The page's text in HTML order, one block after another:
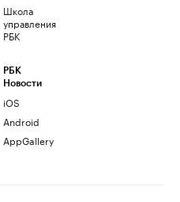
Школа
управления
РБК
РБК
Новости
iOS
Android
AppGallery